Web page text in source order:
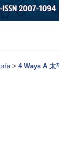
a> 4 Ways A 太